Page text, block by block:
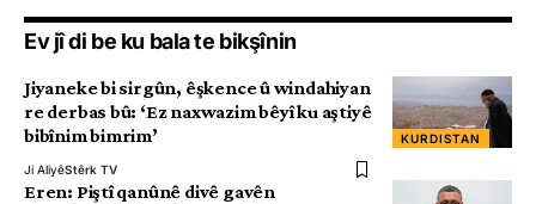
Ev jî di be ku bala te bikşînin
KURDISTAN
Jiyaneke bi sirgûn, êşkence û windahiyan
re derbas bû: ‘Ez naxwazim bêyî ku aştiyê
bibînim bimrim’
Ji AliyêStêrk TV
Eren: Piştî qanûnê divê gavên